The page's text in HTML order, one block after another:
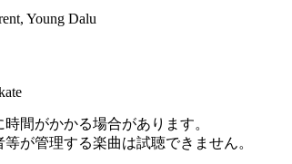
Young Dalu
間がかかる場合があります。
が管理する楽曲は試聴できません。